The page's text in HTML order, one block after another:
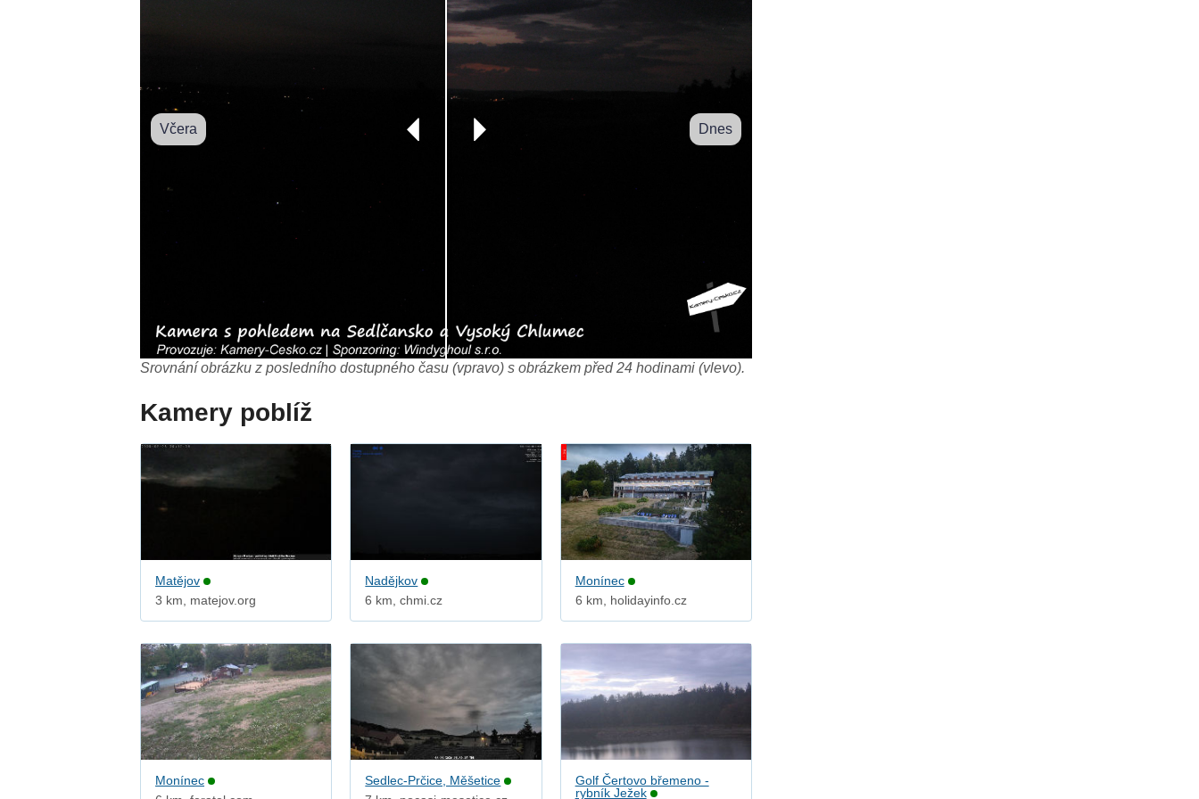
Včera Dnes
Srovnání obrázku z posledního dostupného času (vpravo) s obrázkem před 24 hodinami (vlevo).
Kamery poblíž
Matějov
3 km, matejov.org
Nadějkov
6 km, chmi.cz
Monínec
6 km, holidayinfo.cz
Monínec
Sedlec-Prčice, Měšetice
Golf Čertovo břemeno -
rybník Ježek